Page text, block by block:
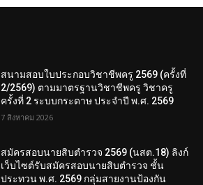
สนามสอบใบประกอบวิชาชีพครู 2569 (ครั้งที่
2/2569) ตามมาตรฐานวิชาชีพครู วิชาครู
ครั้งที่ 2 ระบบกระดาษ ประจำปี พ.ศ. 2569
7 สิงหาคม 2026
สมัครสอบนายสิบตำรวจ 2569 (นสต.18) ลิงก์
เว็บไซต์รับสมัครสอบนายสิบตำรวจ ชั้น
ประทวน พ.ศ. 2569 กลุ่มสายงานป้องกัน